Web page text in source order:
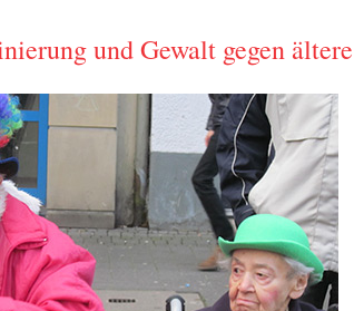
und Gewalt gegen